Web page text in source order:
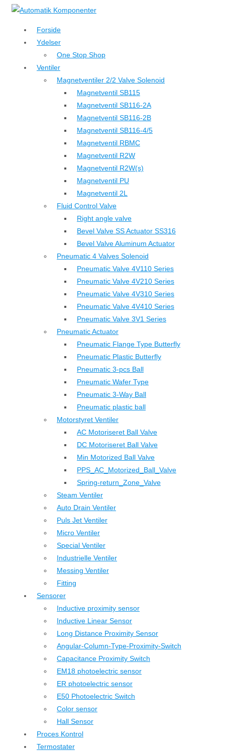
↓
hovedindhold
Forside
Ydelser
One Stop Shop
Ventiler
Magnetventiler 2/2 Valve Solenoid
Magnetventil SB115
Magnetventil SB116-2A
Magnetventil SB116-2B
Magnetventil SB116-4/5
Magnetventil RBMC
Magnetventil R2W
Magnetventil R2W(s)
Magnetventil PU
Magnetventil 2L
Fluid Control Valve
Right angle valve
Bevel Valve SS Actuator SS316
Bevel Valve Aluminum Actuator
Pneumatic 4 Valves Solenoid
Pneumatic Valve 4V110 Series
Pneumatic Valve 4V210 Series
Pneumatic Valve 4V310 Series
Pneumatic Valve 4V410 Series
Pneumatic Valve 3V1 Series
Pneumatic Actuator
Pneumatic Flange Type Butterfly
Pneumatic Plastic Butterfly
Pneumatic 3-pcs Ball
Pneumatic Wafer Type
Pneumatic 3-Way Ball
Pneumatic plastic ball
Motorstyret Ventiler
AC Motoriseret Ball Valve
DC Motoriseret Ball Valve
Min Motorized Ball Valve
PPS_AC_Motorized_Ball_Valve
Spring-return_Zone_Valve
Steam Ventiler
Auto Drain Ventiler
Puls Jet Ventiler
Micro Ventiler
Special Ventiler
Industrielle Ventiler
Messing Ventiler
Fitting
Sensorer
Inductive proximity sensor
Inductive Linear Sensor
Long Distance Proximity Sensor
Angular-Column-Type-Proximity-Switch
Capacitance Proximity Switch
EM18 photoelectric sensor
ER photoelectric sensor
E50 Photoelectric Switch
Color sensor
Hall Sensor
Proces Kontrol
Termostater